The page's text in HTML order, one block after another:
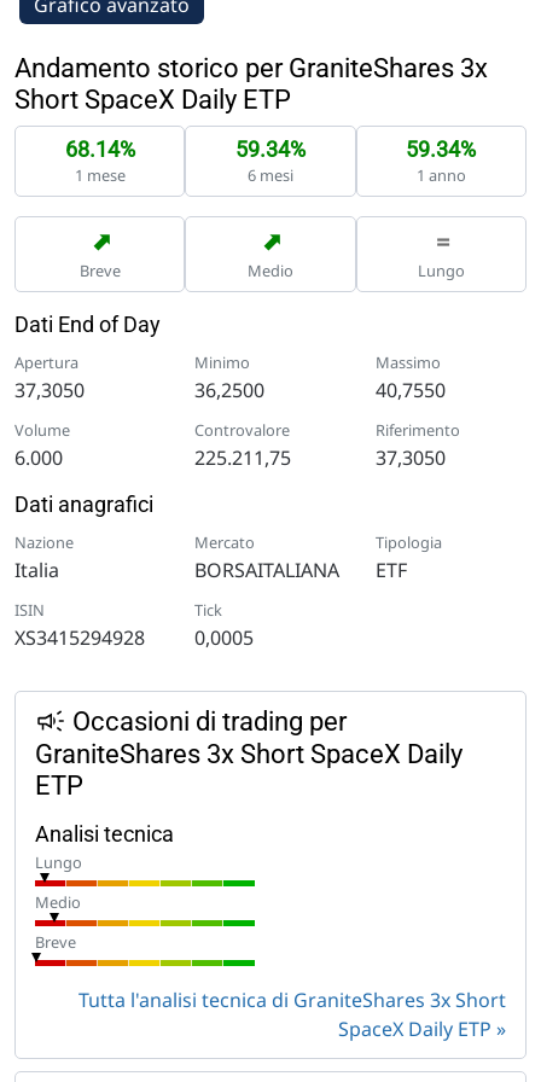
Andamento storico per GraniteShares 3x
Short SpaceX Daily ETP
68.14%
1 mese
59.34%
6 mesi
59.34%
1 anno
➡
Breve
➡
Medio
=
Lungo
Dati End of Day
Apertura
37,3050
Minimo
36,2500
Massimo
40,7550
Volume
6.000
Controvalore
225.211,75
Riferimento
37,3050
Dati anagrafici
Nazione
Italia
Mercato
BORSAITALIANA
Tipologia
ETF
ISIN
XS3415294928
Tick
0,0005
Occasioni di trading per
GraniteShares 3x Short SpaceX Daily
ETP
Analisi tecnica
Lungo
Medio
Breve
Tutta l'analisi tecnica di GraniteShares 3x Short
SpaceX Daily ETP